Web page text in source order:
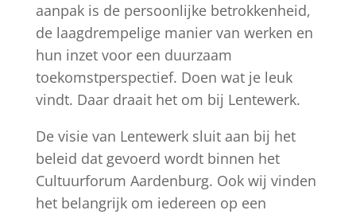
aanpak is de persoonlijke betrokkenheid,
de laagdrempelige manier van werken en
hun inzet voor een duurzaam
toekomstperspectief. Doen wat je leuk
vindt. Daar draait het om bij Lentewerk.
De visie van Lentewerk sluit aan bij het
beleid dat gevoerd wordt binnen het
Cultuurforum Aardenburg. Ook wij vinden
het belangrijk om iedereen op een